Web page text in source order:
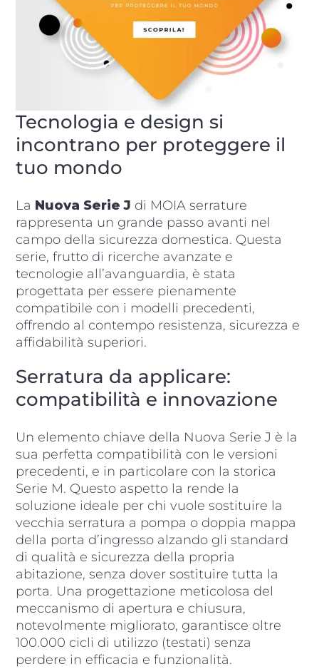
Tecnologia e design si
incontrano per proteggere il
tuo mondo
La Nuova Serie J di MOIA serrature
rappresenta un grande passo avanti nel
campo della sicurezza domestica. Questa
serie, frutto di ricerche avanzate e
tecnologie all’avanguardia, è stata
progettata per essere pienamente
compatibile con i modelli precedenti,
offrendo al contempo resistenza, sicurezza e
affidabilità superiori.
Serratura da applicare:
compatibilità e innovazione
Un elemento chiave della Nuova Serie J è la
sua perfetta compatibilità con le versioni
precedenti, e in particolare con la storica
Serie M. Questo aspetto la rende la
soluzione ideale per chi vuole sostituire la
vecchia serratura a pompa o doppia mappa
della porta d’ingresso alzando gli standard
di qualità e sicurezza della propria
abitazione, senza dover sostituire tutta la
porta. Una progettazione meticolosa del
meccanismo di apertura e chiusura,
notevolmente migliorato, garantisce oltre
100.000 cicli di utilizzo (testati) senza
perdere in efficacia e funzionalità.